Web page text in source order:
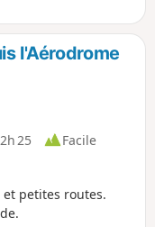
l'Aérodrome
2h 25
Facile
petites routes.